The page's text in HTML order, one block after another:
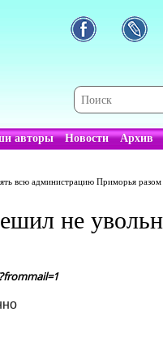
авторы Новости Архив
всю администрацию Приморья разом
не